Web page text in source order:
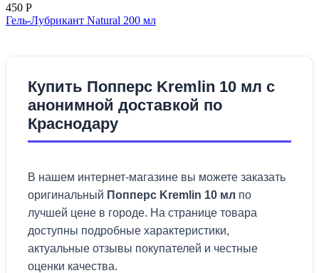
450 Р
Гель-Лубрикант Natural 200 мл
Купить Попперс Kremlin 10 мл с
анонимной доставкой по
Краснодару
В нашем интернет-магазине вы можете заказать
оригинальный Попперс Kremlin 10 мл по
лучшей цене в городе. На странице товара
доступны подробные характеристики,
актуальные отзывы покупателей и честные
оценки качества.